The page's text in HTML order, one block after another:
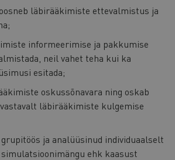
läbirääkimiste ettevalmistus ja
informeerimise ja pakkumise
neil vahet teha kui ka
esitada;
oskussõnavara ning oskab
läbirääkimiste kulgemise
ja analüüsinud individuaalselt
ehk kaasust